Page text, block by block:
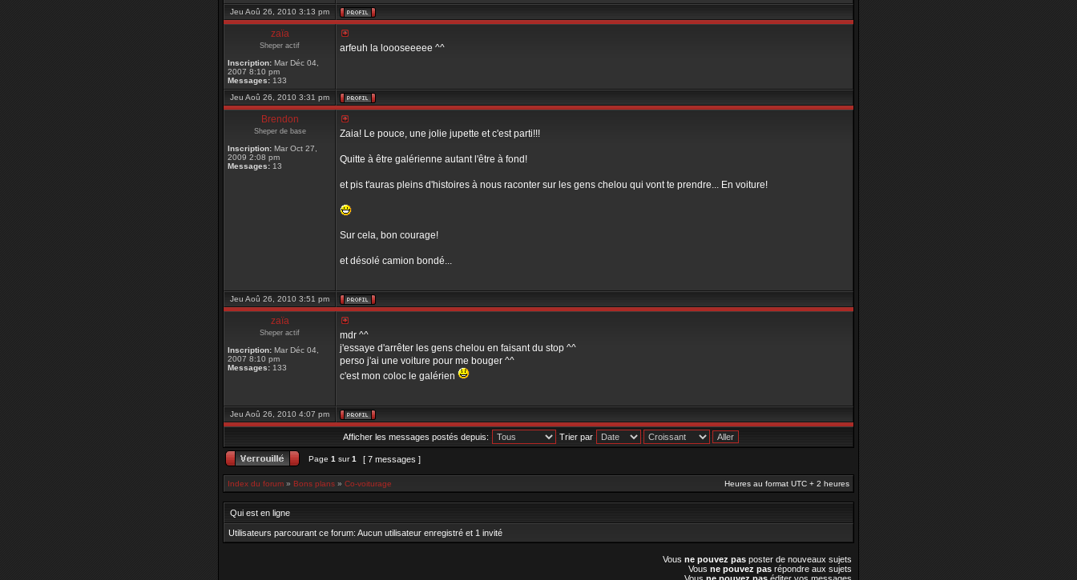
Jeu Aoû 26, 2010 3:13 pm
zaïa
Sheper actif
Inscription: Mar Déc 04,
2007 8:10 pm
Messages: 133
arfeuh la loooseeeee ^^
Jeu Aoû 26, 2010 3:31 pm
Brendon
Sheper de base
Inscription: Mar Oct 27,
2009 2:08 pm
Messages: 13
Zaia! Le pouce, une jolie jupette et c'est parti!!!
Quitte à être galérienne autant l'être à fond!
et pis t'auras pleins d'histoires à nous raconter sur les gens chelou qui vont te prendre... En voiture!
Sur cela, bon courage!
et désolé camion bondé...
Jeu Aoû 26, 2010 3:51 pm
zaïa
Sheper actif
Inscription: Mar Déc 04,
2007 8:10 pm
Messages: 133
mdr ^^
j'essaye d'arrêter les gens chelou en faisant du stop ^^
perso j'ai une voiture pour me bouger ^^
c'est mon coloc le galérien
Jeu Aoû 26, 2010 4:07 pm
Afficher les messages postés depuis: Trier par
Page 1 sur1 [ 7 messages ]
Index du forum » Bons plans » Co-voiturage Heures au format UTC + 2 heures
Qui est en ligne
Utilisateurs parcourant ce forum: Aucun utilisateur enregistré et 1 invité
Vous ne pouvez pas poster de nouveaux sujets
Vous ne pouvez pas répondre aux sujets